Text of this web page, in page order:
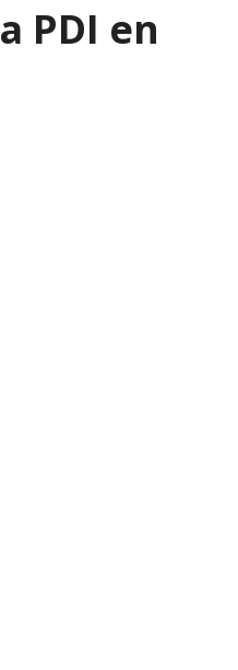
PDI en